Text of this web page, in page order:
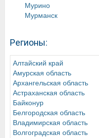
Мурино
Мурманск
Регионы:
Алтайский край
Амурская область
Архангельская область
Астраханская область
Байконур
Белгородская область
Владимирская область
Волгоградская область